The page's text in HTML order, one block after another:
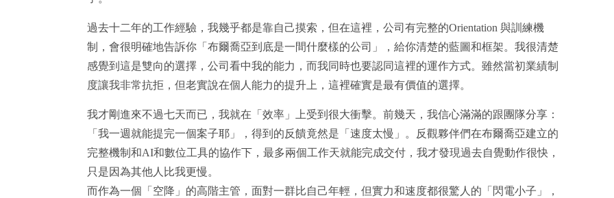
過去十二年的工作經驗，我幾乎都是靠自己摸索，但在這裡，公司有完整的Orientation 與訓練機
制，會很明確地告訴你「布爾喬亞到底是一間什麼樣的公司」，給你清楚的藍圖和框架。我很清楚
感覺到這是雙向的選擇，公司看中我的能力，而我同時也要認同這裡的運作方式。雖然當初業績制
度讓我非常抗拒，但老實說在個人能力的提升上，這裡確實是最有價值的選擇。
我才剛進來不過七天而已，我就在「效率」上受到很大衝擊。前幾天，我信心滿滿的跟團隊分享：
「我一週就能提完一個案子耶」，得到的反饋竟然是「速度太慢」。反觀夥伴們在布爾喬亞建立的
完整機制和AI和數位工具的協作下，最多兩個工作天就能完成交付，我才發現過去自覺動作很快，
只是因為其他人比我更慢。
而作為一個「空降」的高階主管，面對一群比自己年輕，但實力和速度都很驚人的「閃電小子」，